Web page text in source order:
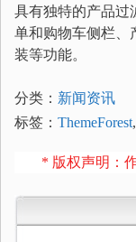
具有独特的产品过
单和购物车侧栏、
装等功能。
分类： 新闻资讯
标签： ThemeForest,
* 版权声明：